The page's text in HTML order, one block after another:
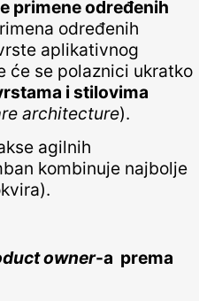
primene određenih
određenih
aplikativnog
će se polaznici ukratko
i stilovima
architecture).
agilnih
kombinuje najbolje
owner-a prema